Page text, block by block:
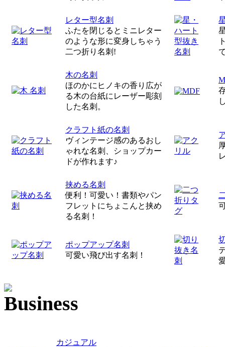
レター型名刺
ふたを閉じるとミニレター
のような形に変身しちゃう
二つ折り名刺!
木の名刺
ほのかにヒノキの香り広が
る木の台紙にレーザー彫刻
した名刺。
クラフト紙の名刺
ヴィンテージ感のあるおし
ゃれな名刺、ショップカー
ドが作れます♪
挟める名刺
便利！可愛い！書類やパン
フレットにちょこんと挟め
る名刺！
ポップアップ名刺
可愛い飛び出す名刺！
カジュアル